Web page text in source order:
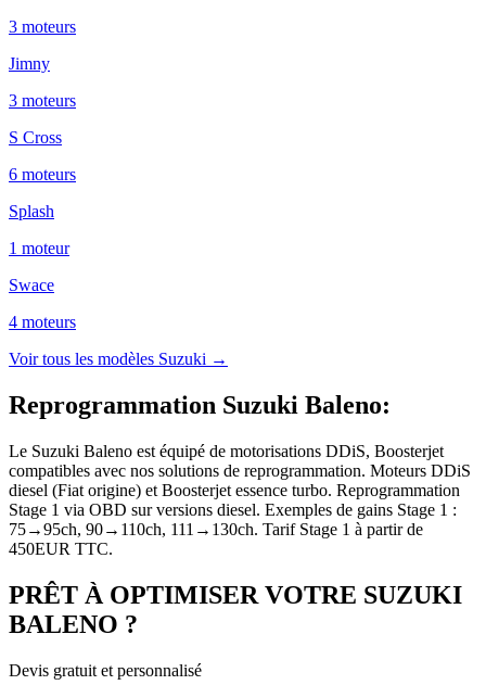
3 moteurs
Jimny
3 moteurs
S Cross
6 moteurs
Splash
1 moteur
Swace
4 moteurs
Voir tous les modèles Suzuki →
Reprogrammation Suzuki Baleno:
Le Suzuki Baleno est équipé de motorisations DDiS, Boosterjet
compatibles avec nos solutions de reprogrammation. Moteurs DDiS
diesel (Fiat origine) et Boosterjet essence turbo. Reprogrammation
Stage 1 via OBD sur versions diesel. Exemples de gains Stage 1 :
75→95ch, 90→110ch, 111→130ch. Tarif Stage 1 à partir de
450EUR TTC.
PRÊT À OPTIMISER VOTRE SUZUKI
BALENO ?
Devis gratuit et personnalisé